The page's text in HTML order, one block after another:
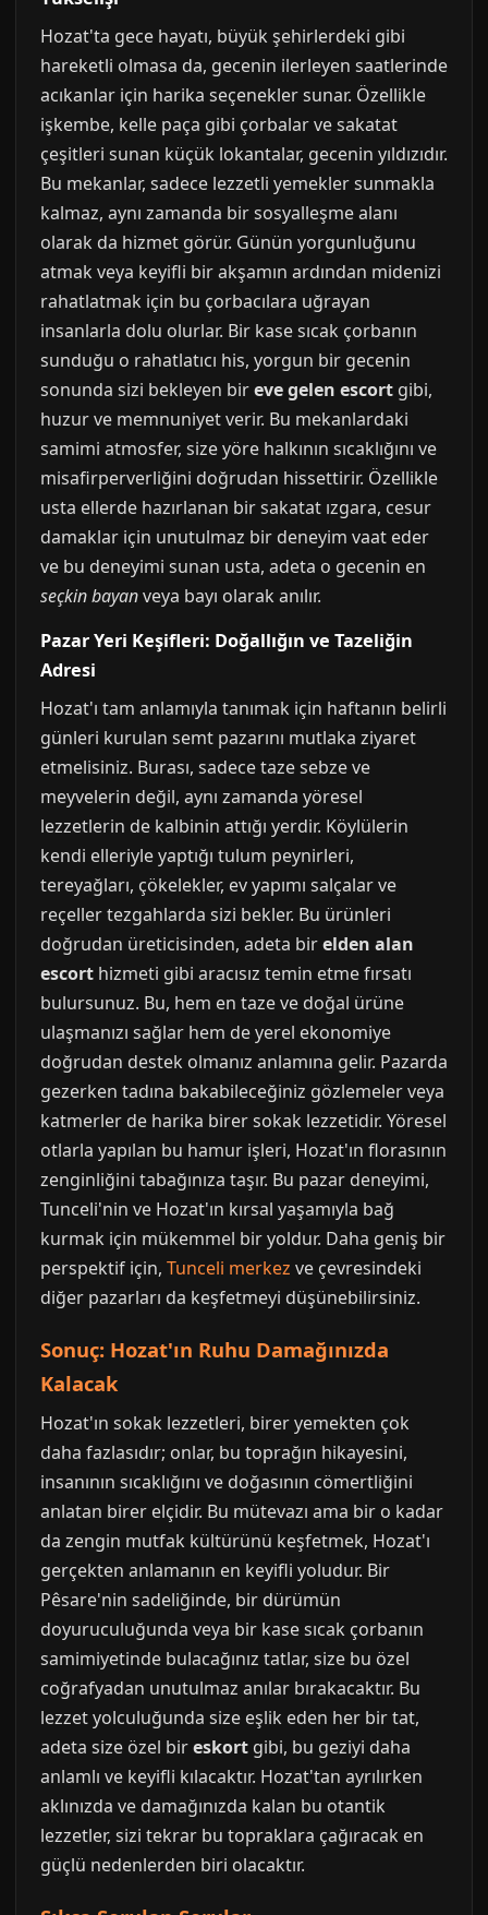
Hozat'ta gece hayatı, büyük şehirlerdeki gibi
hareketli olmasa da, gecenin ilerleyen saatlerinde
acıkanlar için harika seçenekler sunar. Özellikle
işkembe, kelle paça gibi çorbalar ve sakatat
çeşitleri sunan küçük lokantalar, gecenin yıldızıdır.
Bu mekanlar, sadece lezzetli yemekler sunmakla
kalmaz, aynı zamanda bir sosyalleşme alanı
olarak da hizmet görür. Günün yorgunluğunu
atmak veya keyifli bir akşamın ardından midenizi
rahatlatmak için bu çorbacılara uğrayan
insanlarla dolu olurlar. Bir kase sıcak çorbanın
sunduğu o rahatlatıcı his, yorgun bir gecenin
sonunda sizi bekleyen bireve gelen escort gibi,
huzur ve memnuniyet verir. Bu mekanlardaki
samimi atmosfer, size yöre halkının sıcaklığını ve
misafirperverliğini doğrudan hissettirir. Özellikle
usta ellerde hazırlanan bir sakatat ızgara, cesur
damaklar için unutulmaz bir deneyim vaat eder
ve bu deneyimi sunan usta, adeta o gecenin en
seçkin bayanveya bayı olarak anılır.
Pazar Yeri Keşifleri: Doğallığın ve Tazeliğin
Adresi
Hozat'ı tam anlamıyla tanımak için haftanın belirli
günleri kurulan semt pazarını mutlaka ziyaret
etmelisiniz. Burası, sadece taze sebze ve
meyvelerin değil, aynı zamanda yöresel
lezzetlerin de kalbinin attığı yerdir. Köylülerin
kendi elleriyle yaptığı tulum peynirleri,
tereyağları, çökelekler, ev yapımı salçalar ve
reçeller tezgahlarda sizi bekler. Bu ürünleri
doğrudan üreticisinden, adeta birelden alan
escort hizmeti gibi aracısız temin etme fırsatı
bulursunuz. Bu, hem en taze ve doğal ürüne
ulaşmanızı sağlar hem de yerel ekonomiye
doğrudan destek olmanız anlamına gelir. Pazarda
gezerken tadına bakabileceğiniz gözlemeler veya
katmerler de harika birer sokak lezzetidir. Yöresel
otlarla yapılan bu hamur işleri, Hozat'ın florasının
zenginliğini tabağınıza taşır. Bu pazar deneyimi,
Tunceli'nin ve Hozat'ın kırsal yaşamıyla bağ
kurmak için mükemmel bir yoldur. Daha geniş bir
perspektif için, Tunceli merkez ve çevresindeki
diğer pazarları da keşfetmeyi düşünebilirsiniz.
Sonuç: Hozat'ın Ruhu Damağınızda
Kalacak
Hozat'ın sokak lezzetleri, birer yemekten çok
daha fazlasıdır; onlar, bu toprağın hikayesini,
insanının sıcaklığını ve doğasının cömertliğini
anlatan birer elçidir. Bu mütevazı ama bir o kadar
da zengin mutfak kültürünü keşfetmek, Hozat'ı
gerçekten anlamanın en keyifli yoludur. Bir
Pêsare'nin sadeliğinde, bir dürümün
doyuruculuğunda veya bir kase sıcak çorbanın
samimiyetinde bulacağınız tatlar, size bu özel
coğrafyadan unutulmaz anılar bırakacaktır. Bu
lezzet yolculuğunda size eşlik eden her bir tat,
adeta size özel bireskort gibi, bu geziyi daha
anlamlı ve keyifli kılacaktır. Hozat'tan ayrılırken
aklınızda ve damağınızda kalan bu otantik
lezzetler, sizi tekrar bu topraklara çağıracak en
güçlü nedenlerden biri olacaktır.